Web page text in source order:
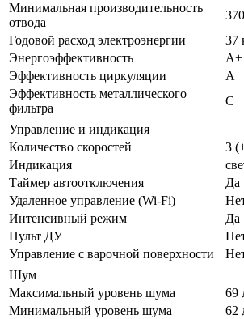
Минимальная производительность
отвода
Годовой расход электроэнергии
37
Энергоэффективность
A+
Эффективность циркуляции
A
Эффективность металлического
фильтра
C
Управление и индикация
Количество скоростей
3
Индикация
Таймер автоотключения
Да
Удаленное управление (Wi-Fi)
Интенсивный режим
Да
Пульт ДУ
Управление с варочной поверхности
Шум
Максимальный уровень шума
69
Минимальный уровень шума
62